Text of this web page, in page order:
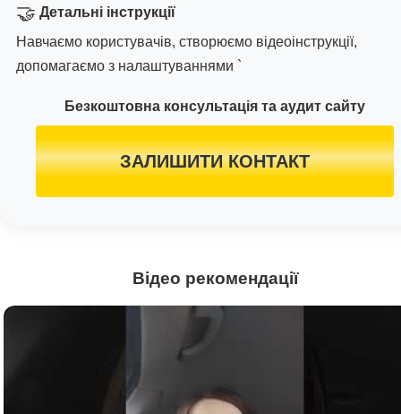
🤝 Детальні інструкції
Навчаємо користувачів, створюємо відеоінструкції,
допомагаємо з налаштуваннями `
Безкоштовна консультація та аудит сайту
ЗАЛИШИТИ КОНТАКТ
Відео рекомендації